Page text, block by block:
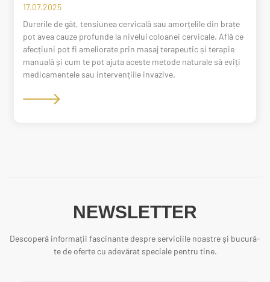
17.07.2025
Durerile de gât, tensiunea cervicală sau amorțelile din brațe
pot avea cauze profunde la nivelul coloanei cervicale. Află ce
afecțiuni pot fi ameliorate prin masaj terapeutic și terapie
manuală și cum te pot ajuta aceste metode naturale să eviți
medicamentele sau intervențiile invazive.
NEWSLETTER
Descoperă informații fascinante despre serviciile noastre și bucură-
te de oferte cu adevărat speciale pentru tine.